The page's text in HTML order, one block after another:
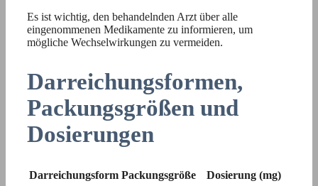
Es ist wichtig, den behandelnden Arzt über alle
eingenommenen Medikamente zu informieren, um
mögliche Wechselwirkungen zu vermeiden.
Darreichungsformen,
Packungsgrößen und
Dosierungen
Darreichungsform Packungsgröße
Dosierung (mg)